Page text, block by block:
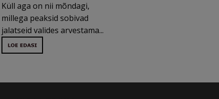
Küll aga on nii mõndagi,
millega peaksid sobivad
jalatseid valides arvestama...